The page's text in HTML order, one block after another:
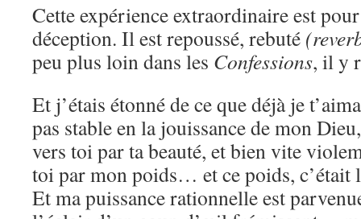
Cette expérience extraordinaire est
déception. Il est repoussé, rebuté
peu plus loin dans les Confessions, il y
Et j’étais étonné de ce que déjà je
pas stable en la jouissance de mon
vers toi par ta beauté, et bien vite
toi par mon poids… et ce poids,
Et ma puissance rationnelle est